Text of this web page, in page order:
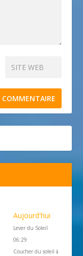
Aujourd'hui
Lever du Soleil
06:29
Coucher du soleil à